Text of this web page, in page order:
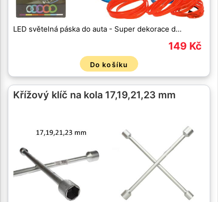
LED světelná páska do auta - Super dekorace d…
149 Kč
Do košíku
Křížový klíč na kola 17,19,21,23 mm